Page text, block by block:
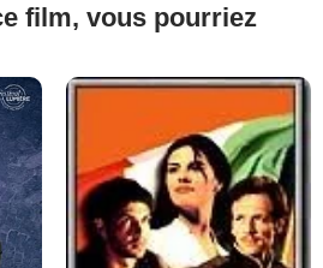
film, vous pourriez